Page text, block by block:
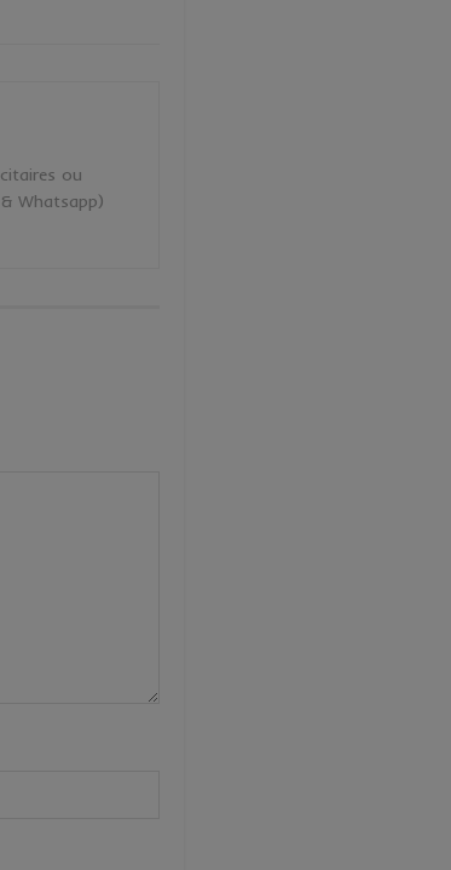
ou
Whatsapp)